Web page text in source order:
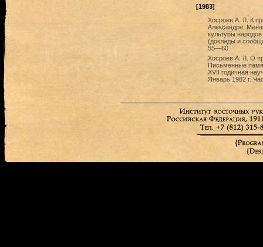
[1983]
Хосроев А. Л. К
Александре:
культуры
(доклады и
55—60.
Хосроев А. Л. О
Письменные
XVII годичная
Январь 1982 г.